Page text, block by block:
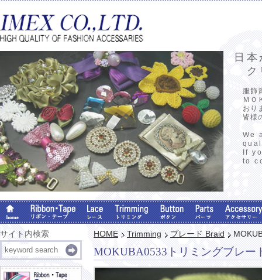
日
ク
服飾
ＭＯ
おり
皆様
We
If
to
サイト内検索 HOME Trimming ブレード Braid
MOKUBA0533トリミングブレー